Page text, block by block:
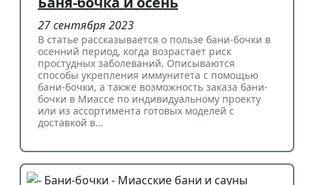
27 сентября 2023
В статье рассказывается о пользе бани-бочки в
осенний период, когда возрастает риск
простудных заболеваний. Описываются
способы укрепления иммунитета с помощью
бани-бочки, а также возможность заказа бани-
бочки в Миассе по индивидуальному проекту
или из ассортимента готовых моделей с
доставкой в…